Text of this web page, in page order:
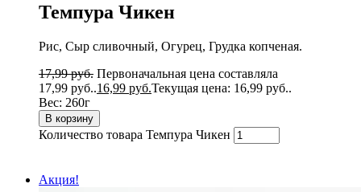
Темпура Чикен
Рис, Сыр сливочный, Огурец, Грудка копченая.
17,99руб. Первоначальная цена составляла
17,99 руб..16,99 руб.Текущая цена: 16,99 руб..
Вес: 260г
В корзину
Количество товара Темпура Чикен
Акция!